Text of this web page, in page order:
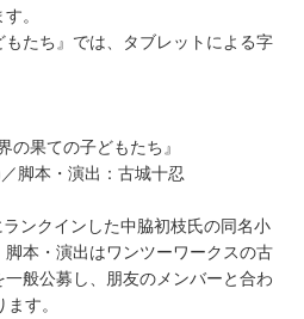
。
たち』では、タブレットによる字
の果ての子どもたち』
脚本・演出：古城十忍
ンクインした中脇初枝氏の同名小
本・演出はワンツーワークスの古
般公募し、朋友のメンバーと合わ
す。